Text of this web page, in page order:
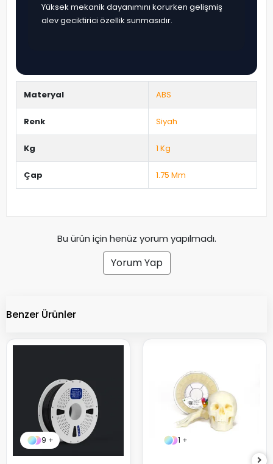
Yüksek mekanik dayanımını korurken gelişmiş
alev geciktirici özellik sunmasıdır.
Materyal ABS
Renk Siyah
Kg 1 Kg
Çap 1.75 Mm
Bu ürün için henüz yorum yapılmadı.
Yorum Yap
Benzer Ürünler
9 + 1 +